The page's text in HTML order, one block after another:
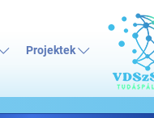
Projektek